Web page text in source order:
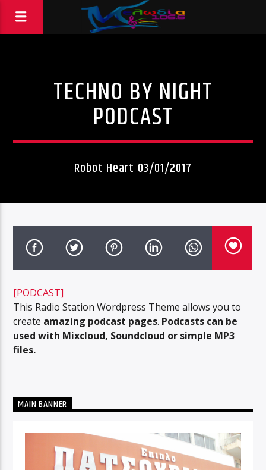
TECHNO BY NIGHT
PODCAST
Robot Heart 03/01/2017
[PODCAST]
This Radio Station Wordpress Theme allows you to
create amazing podcast pages. Podcasts can be
used with Mixcloud, Soundcloud or simple MP3
files.
MAIN BANNER